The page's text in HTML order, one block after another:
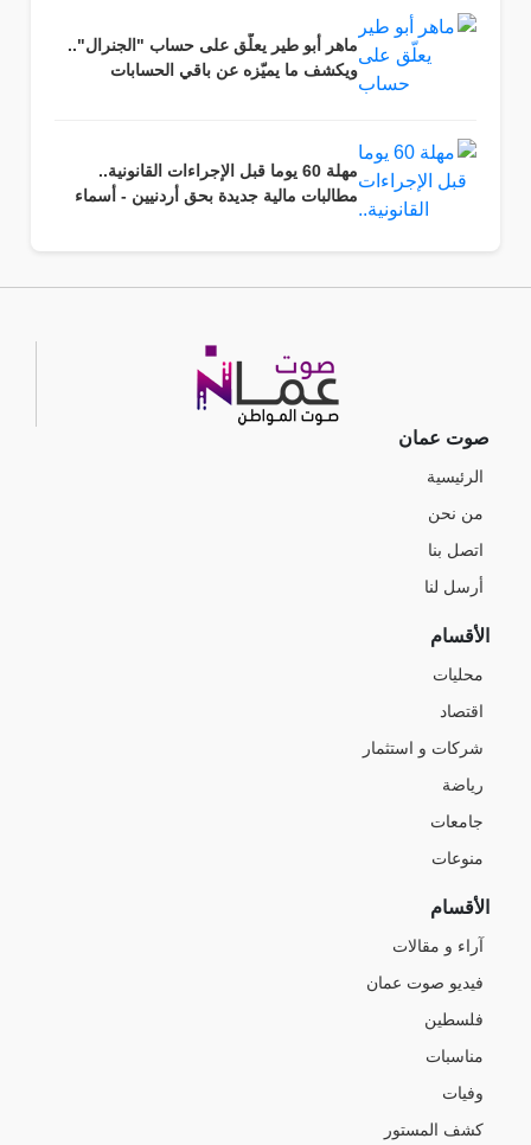
ماهر أبو طير يعلّق على حساب "الجنرال"..
ويكشف ما يميّزه عن باقي الحسابات
مهلة 60 يوما قبل الإجراءات القانونية..
مطالبات مالية جديدة بحق أردنيين - أسماء
صوت عمان
الرئيسية
من نحن
اتصل بنا
أرسل لنا
الأقسام
محليات
اقتصاد
شركات و استثمار
رياضة
جامعات
منوعات
الأقسام
آراء و مقالات
فيديو صوت عمان
فلسطين
مناسبات
وفيات
كشف المستور